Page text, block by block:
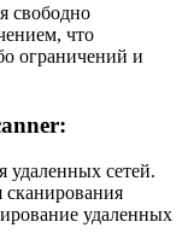
свободно
что
ограничений и
удаленных сетей.
сканирования
удаленных